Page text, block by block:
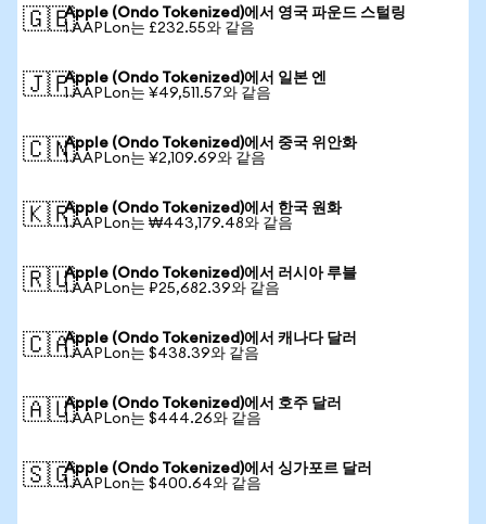
🇬🇧Apple (Ondo Tokenized)에서 영국 파운드 스털링
1 AAPLon는 £232.55와 같음
🇯🇵Apple (Ondo Tokenized)에서 일본 엔
1 AAPLon는 ¥49,511.57와 같음
🇨🇳Apple (Ondo Tokenized)에서 중국 위안화
1 AAPLon는 ¥2,109.69와 같음
🇰🇷Apple (Ondo Tokenized)에서 한국 원화
1 AAPLon는 ₩443,179.48와 같음
🇷🇺Apple (Ondo Tokenized)에서 러시아 루블
1 AAPLon는 ₽25,682.39와 같음
🇨🇦Apple (Ondo Tokenized)에서 캐나다 달러
1 AAPLon는 $438.39와 같음
🇦🇺Apple (Ondo Tokenized)에서 호주 달러
1 AAPLon는 $444.26와 같음
🇸🇬Apple (Ondo Tokenized)에서 싱가포르 달러
1 AAPLon는 $400.64와 같음